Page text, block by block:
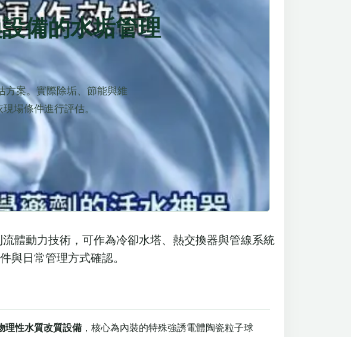
備的水垢管理
方案。實際除垢、節能與維
場條件進行評估。
體動力技術，可作為冷卻水塔、熱交換器與管線系統
與日常管理方式確認。
理性水質改質設備 ，核心為內裝的特殊強誘電體陶瓷粒子球